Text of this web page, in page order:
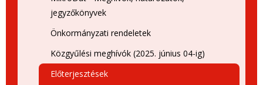
jegyzőkönyvek
Önkormányzati rendeletek
Közgyűlési meghívók (2025. június 04-ig)
Előterjesztések